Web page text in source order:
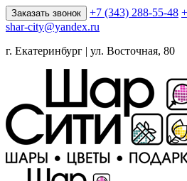
Заказать звонок +7 (343) 288-55-48
shar-city@yandex.ru
г. Екатеринбург | ул. Восточная, 80